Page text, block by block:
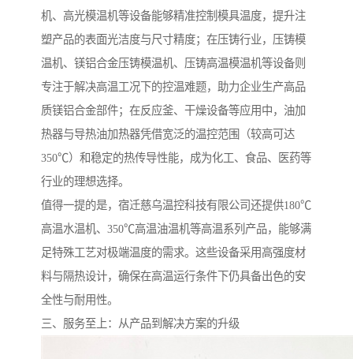
机、高光模温机等设备能够精准控制模具温度，提升注
塑产品的表面光洁度与尺寸精度；在压铸行业，压铸模
温机、镁铝合金压铸模温机、压铸高温模温机等设备则
专注于解决高温工况下的控温难题，助力企业生产高品
质镁铝合金部件；在反应釜、干燥设备等应用中，油加
热器与导热油加热器凭借宽泛的温控范围（较高可达
350℃）和稳定的热传导性能，成为化工、食品、医药等
行业的理想选择。
值得一提的是，宿迁慈乌温控科技有限公司还提供180℃
高温水温机、350℃高温油温机等高温系列产品，能够满
足特殊工艺对极端温度的需求。这些设备采用高强度材
料与隔热设计，确保在高温运行条件下仍具备出色的安
全性与耐用性。
三、服务至上：从产品到解决方案的升级